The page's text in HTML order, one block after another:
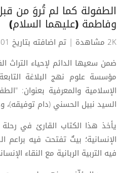
الطفولة كما لم تُروَ من
وفاطمة (عليهما السلام)
2K مشاهدة
| تم اضافته بتاريخ 01-12-2025
ضمن سعيها الدائم لإحياء التراث
مؤسسة علوم نهج البلاغة
الإسلامية والمعرفية بعنوان:
السيد نبيل الحسني (دام
يأخذ هذا الكتاب القارئ في
الإنسانية؛ بيتٌ تفتحت فيه
فيه التربية الربانية مع النقاء